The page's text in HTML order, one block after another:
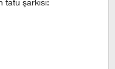
tatu şarkısı: